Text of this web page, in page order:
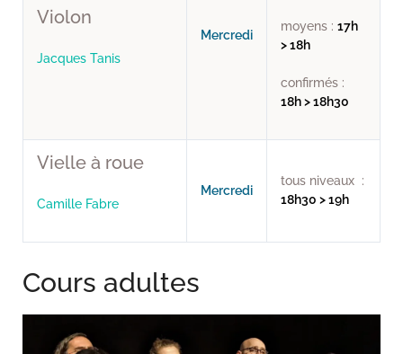
Violon
Jacques Tanis
Mercredi
moyens : 17h
> 18h
confirmés :
18h > 18h30
Vielle à roue
Camille Fabre
Mercredi
tous niveaux :
18h30 > 19h
Cours adultes